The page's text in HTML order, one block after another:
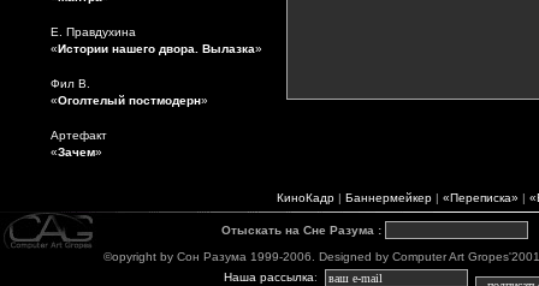
Е. Правдухина
«Истории нашего двора. Вылазка»
Фил В.
«Оголтелый постмодерн»
Артефакт
«Зачем»
КиноКадр | Баннермейкер | «Переписка» |
Отыскать на Сне Разума :
©opyright by Сон Разума 1999-2006. Designed by Computer Art
Наша рассылка: